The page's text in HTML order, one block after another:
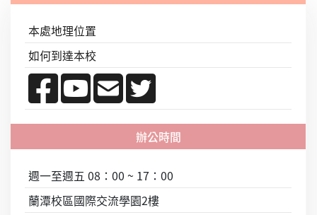
本處地理位置
如何到達本校
週一至週五 08：00 ~ 17：00
蘭潭校區國際交流學園2樓